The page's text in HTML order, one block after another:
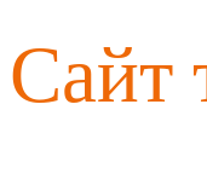
Сайт